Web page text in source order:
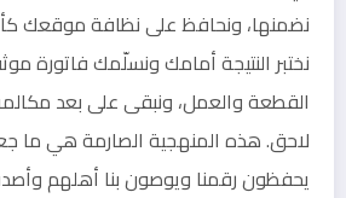
نضمنها، ونحافظ على نظافة موقعك
نختبر النتيجة أمامك ونسلّمك فاتورة
القطعة والعمل، ونبقى على بعد
لاحق. هذه المنهجية الصارمة هي ما
يحفظون رقمنا ويوصون بنا أهلهم